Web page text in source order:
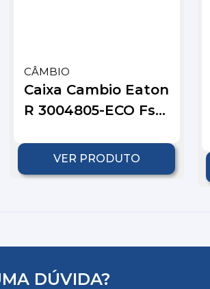
CÂMBIO
Caixa Cambio Eaton
R 3004805-ECO Fs...
VER PRODUTO
DÚVIDA?